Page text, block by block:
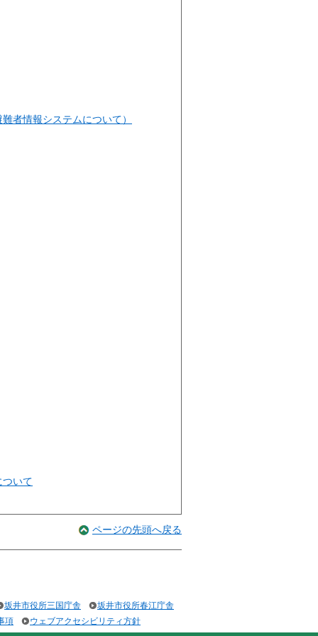
者情報システムについて）
いて
ページの先頭へ戻る
坂井市役所三国庁舎
坂井市役所春江庁舎
項
ウェブアクセシビリティ方針